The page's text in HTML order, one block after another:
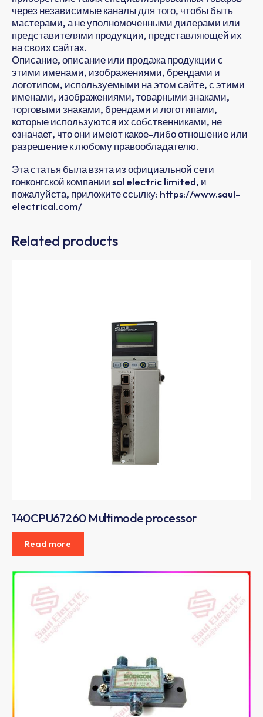
через независимые каналы для того, чтобы быть
мастерами, а не уполномоченными дилерами или
представителями продукции, представляющей их
на своих сайтах.
Описание, описание или продажа продукции с
этими именами, изображениями, брендами и
логотипом, используемыми на этом сайте, с этими
именами, изображениями, товарными знаками,
торговыми знаками, брендами и логотипами,
которые используются их собственниками, не
означает, что они имеют какое-либо отношение или
разрешение к любому правообладателю.
Эта статья была взята из официальной сети
гонконгской компании sol electric limited, и
пожалуйста, приложите ссылку: https://www.saul-
electrical.com/
Related products
140CPU67260 Multimode processor
Read more